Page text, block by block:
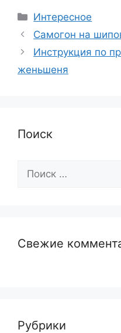
Рубрики
Интересное
Самогон на
Инструкция по
женьшеня
Поиск
Поиск:
Свежие
Рубрики